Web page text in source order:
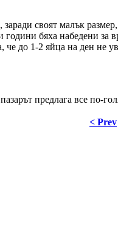
своят малък
бяха набедени за
до 1-2 яйца на ден не
предлага все по-
< Prev